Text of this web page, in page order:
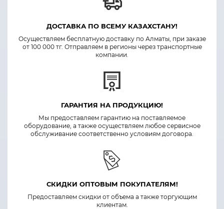
ДОСТАВКА ПО ВСЕМУ КАЗАХСТАНУ!
Осуществляем бесплатную доставку по Алматы, при заказе
от 100 000 тг. Отправляем в регионы через транспортные
компании.
ГАРАНТИЯ НА ПРОДУКЦИЮ!
Мы предоставляем гарантию на поставляемое
оборудование, а также осуществляем любое сервисное
обслуживание соответственно условиям договора.
СКИДКИ ОПТОВЫМ ПОКУПАТЕЛЯМ!
Предоставляем скидки от объема а также торгующим
клиентам.